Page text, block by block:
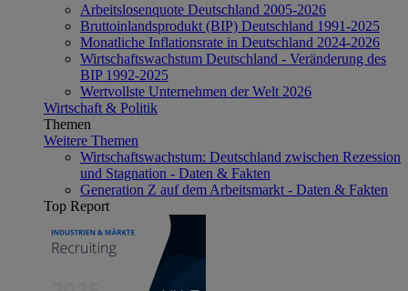
Arbeitslosenquote Deutschland 2005-2026
Bruttoinlandsprodukt (BIP) Deutschland 1991-2025
Monatliche Inflationsrate in Deutschland 2024-2026
Wirtschaftswachstum Deutschland - Veränderung des
BIP 1992-2025
Wertvollste Unternehmen der Welt 2026
Wirtschaft & Politik
Themen
Weitere Themen
Wirtschaftswachstum: Deutschland zwischen Rezession
und Stagnation - Daten & Fakten
Generation Z auf dem Arbeitsmarkt - Daten & Fakten
Top Report